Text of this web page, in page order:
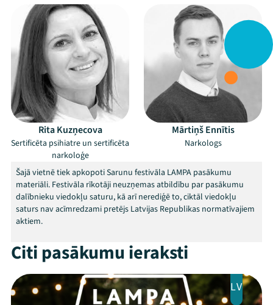
Mana programma
Rita Kuzņecova
Sertificēta psihiatre un sertificēta
narkoloģe
Mārtiņš Ennītis
Narkologs
Šajā vietnē tiek apkopoti Sarunu festivāla LAMPA pasākumu
materiāli. Festivāla rīkotāji neuzņemas atbildību par pasākumu
dalībnieku viedokļu saturu, kā arī nerediģē to, ciktāl viedokļu
saturs nav acīmredzami pretējs Latvijas Republikas normatīvajiem
aktiem.
Citi pasākumu ieraksti
LV